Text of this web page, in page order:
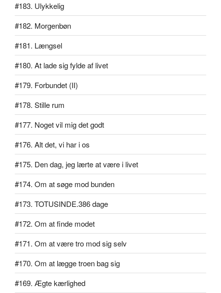
#183. Ulykkelig
#182. Morgenbøn
#181. Længsel
#180. At lade sig fylde af livet
#179. Forbundet (II)
#178. Stille rum
#177. Noget vil mig det godt
#176. Alt det, vi har i os
#175. Den dag, jeg lærte at være i livet
#174. Om at søge mod bunden
#173. TOTUSINDE.386 dage
#172. Om at finde modet
#171. Om at være tro mod sig selv
#170. Om at lægge troen bag sig
#169. Ægte kærlighed